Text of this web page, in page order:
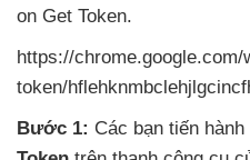
on Get Token.
https://
token/
Bước 1: Các bạn tiến